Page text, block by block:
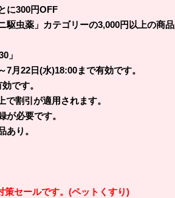
に300円OFF
駆虫薬」カテゴリーの3,000円以上の商
」
月22日(水)18:00まで有効です。
です。
割引が適用されます。
が必要です。
あり。
策セールです。(ペットくすり)